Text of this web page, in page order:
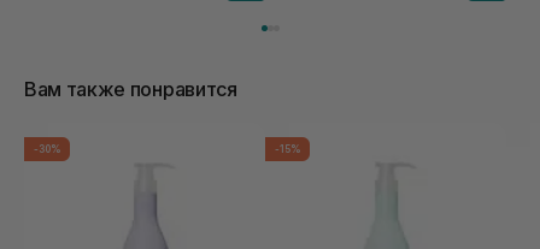
Вам также понравится
-30% -15%